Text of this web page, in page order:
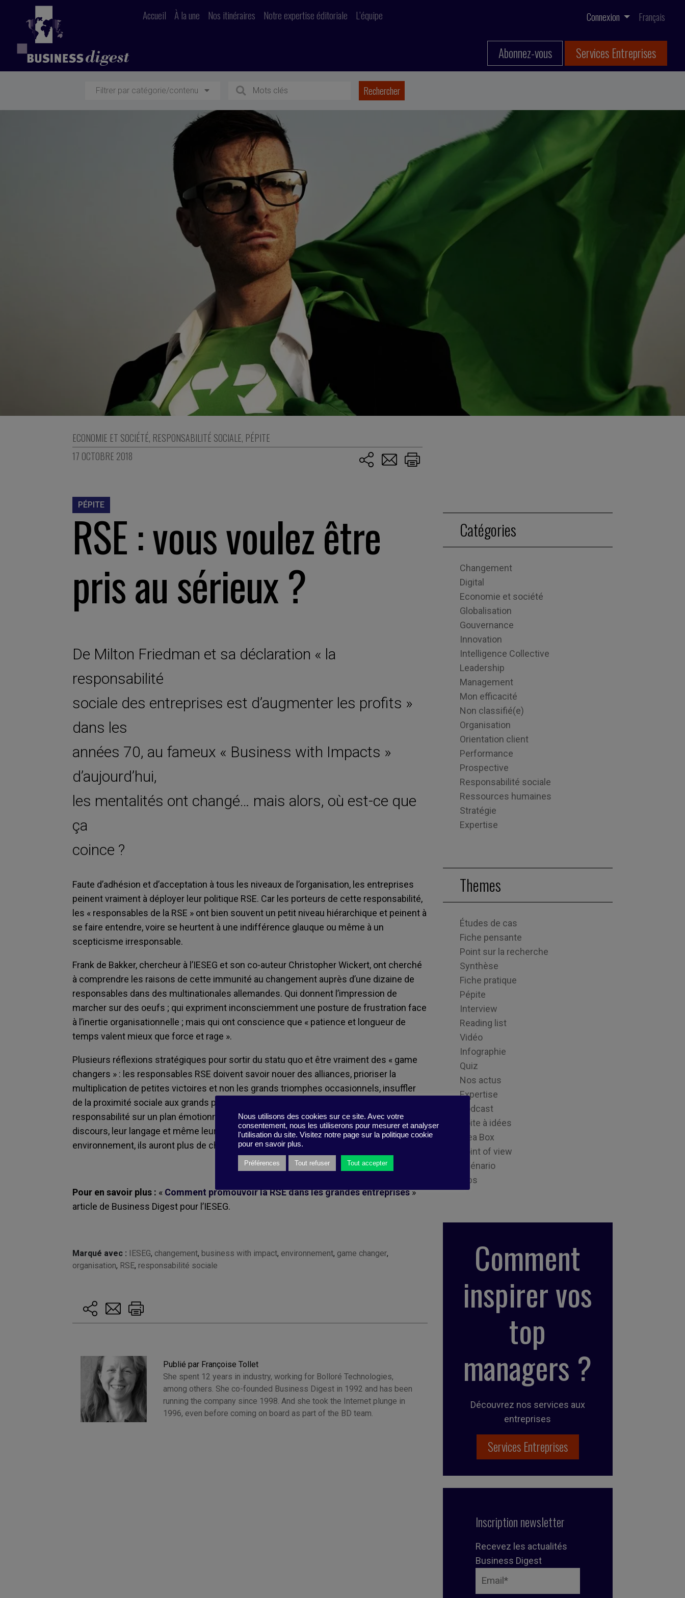
Accueil À la une Nos itinéraires Notre expertise éditoriale L’équipe Connexion Français
Abonnez-vous Services Entreprises
Filtrer par catégorie/contenu
ECONOMIE ET SOCIÉTÉ, RESPONSABILITÉ SOCIALE, PÉPITE
17 OCTOBRE 2018
PÉPITE
RSE : vous voulez être
pris au sérieux ?
De Milton Friedman et sa déclaration « la
responsabilité
sociale des entreprises est d’augmenter les profits »
dans les
années 70, au fameux « Business with Impacts »
d’aujourd’hui,
les mentalités ont changé… mais alors, où est-ce que
ça
coince ?
Faute d’adhésion et d’acceptation à tous les niveaux de l’organisation, les entreprises
peinent vraiment à déployer leur politique RSE. Car les porteurs de cette responsabilité,
les « responsables de la RSE » ont bien souvent un petit niveau hiérarchique et peinent à
se faire entendre, voire se heurtent à une indifférence glauque ou même à un
scepticisme irresponsable.
Frank de Bakker, chercheur à l’IESEG et son co-auteur Christopher Wickert, ont cherché
à comprendre les raisons de cette immunité au changement auprès d’une dizaine de
responsables dans des multinationales allemandes. Qui donnent l’impression de
marcher sur des oeufs ; qui expriment inconsciemment une posture de frustration face
à l’inertie organisationnelle ; mais qui ont conscience que « patience et longueur de
temps valent mieux que force et rage ».
Plusieurs réflexions stratégiques pour sortir du statu quo et être vraiment des « game
changers » : les responsables RSE doivent savoir nouer des alliances, prioriser la
multiplication de petites victoires et non les grands triomphes occasionnels, insuffler
de la proximité sociale aux grands principes théoriques – ramener toujours la
responsabilité sur un plan émotionnel plus que rationnel – et enfin adapter leur
discours, leur langage et même leur façon de se vêtir ! Bref, s’ils se fondent dans leur
environnement, ils auront plus de chance d’être pris au sérieux…
Pour en savoir plus : « Comment promouvoir la RSE dans les grandes entreprises»
article de Business Digest pour l’IESEG.
Marqué avec : IESEG, changement, business with impact, environnement, game changer,
organisation, RSE, responsabilité sociale
Publié par Françoise Tollet
She spent 12 years in industry, working for Bolloré Technologies,
among others. She co-founded Business Digest in 1992 and has been
running the company since 1998. And she took the Internet plunge in
1996, even before coming on board as part of the BD team.
Catégories
Changement
Digital
Economie et société
Globalisation
Gouvernance
Innovation
Intelligence Collective
Leadership
Management
Mon efficacité
Non classifié(e)
Organisation
Orientation client
Performance
Prospective
Responsabilité sociale
Ressources humaines
Stratégie
Expertise
Themes
Études de cas
Fiche pensante
Point sur la recherche
Synthèse
Fiche pratique
Pépite
Interview
Reading list
Vidéo
Infographie
Quiz
Nos actus
Expertise
Podcast
Boite à idées
Idea Box
Point of view
Scénario
Tips
Comment
inspirer vos
top
managers ?
Découvrez nos services aux
entreprises
Services Entreprises
Inscription newsletter
Recevez les actualités
Business Digest
Nous utilisons des cookies sur ce site. Avec votre
consentement, nous les utiliserons pour mesurer et analyser
l'utilisation du site. Visitez notre page sur la politique cookie
pour en savoir plus.
Préférences Tout refuser Tout accepter